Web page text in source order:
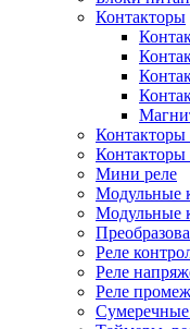
Контакторы
Контакторы
Контакторы
Мини реле
Модульные
Модульные
Реле
Реле
Реле